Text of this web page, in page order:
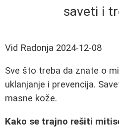
saveti i
Vid Radonja 2024-12-08
Sve što treba da znate o
uklanjanje i prevencija.
masne kože.
Kako se trajno rešiti